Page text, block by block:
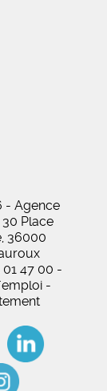
- Agence
Place
36000
01 47 00 -
-